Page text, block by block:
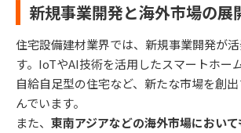
新規事業開発と海外市場の展
住宅設備建材業界では、新規事業開発が
す。IoTやAI技術を活用したスマートホー
自給自足型の住宅など、新たな市場を創
んでいます。
また、 東南アジアなどの海外市場におい